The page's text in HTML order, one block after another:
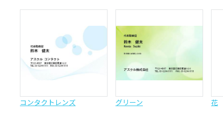
コンタクトレンズ グリーン 花